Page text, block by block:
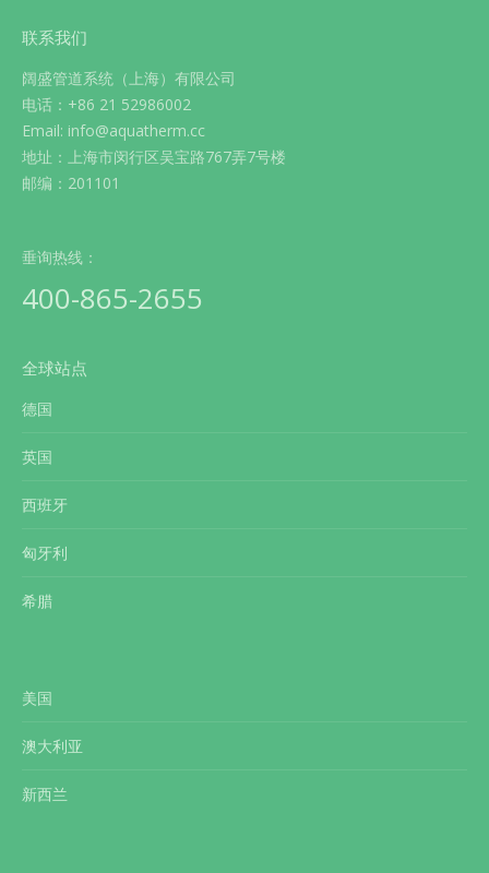
联系我们
阔盛管道系统（上海）有限公司
电话：+86 21 52986002
Email: info@aquatherm.cc
地址：上海市闵行区吴宝路767弄7号楼
邮编：201101
垂询热线：
400-865-2655
全球站点
德国
英国
西班牙
匈牙利
希腊
美国
澳大利亚
新西兰